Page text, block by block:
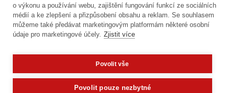
Autor: Mgr. et Bc. Lenka Jedličková, Ph.D.|Poslední
úprava: 23. července 2024 (út)
Články a fotografie lze kopírovat jen se svolením provozovatele
o výkonu a používání webu, zajištění fungování funkcí ze sociálních
médií a ke zlepšení a přizpůsobení obsahu a reklam. Se souhlasem
můžeme také předávat marketingovým platformám některé osobní
údaje pro marketingové účely. Zjistit více
Povolit vše
Povolit pouze nezbytné
Oldy.